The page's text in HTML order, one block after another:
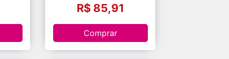
R$ 85,91
Comprar